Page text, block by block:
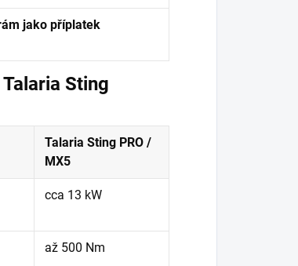
jako příplatek
Sting
Talaria Sting PRO /
MX5
cca 13 kW
až 500 Nm